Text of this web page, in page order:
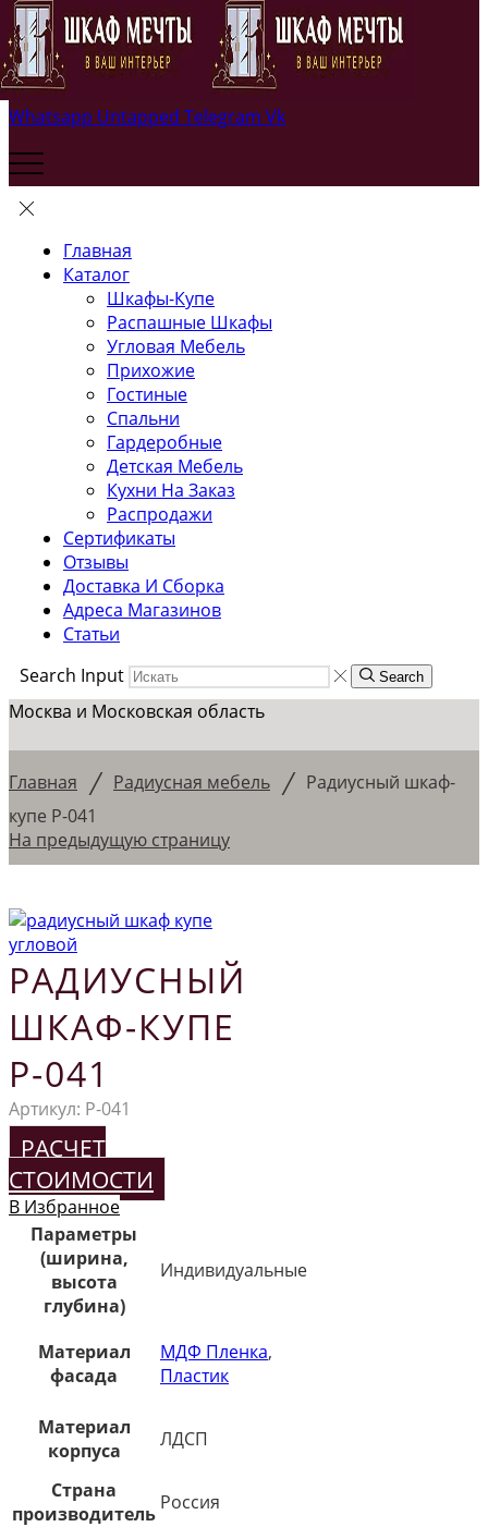
Whatsapp Untapped Telegram Vk
Главная
Каталог
Шкафы-Купе
Распашные Шкафы
Угловая Мебель
Прихожие
Гостиные
Спальни
Гардеробные
Детская Мебель
Кухни На Заказ
Распродажи
Сертификаты
Отзывы
Доставка И Сборка
Адреса Магазинов
Статьи
Search Input
Search
Москва и Московская область
Главная / Радиусная мебель / Радиусный шкаф-
купе Р-041
На предыдущую страницу
РАДИУСНЫЙ
ШКАФ-КУПЕ
Р-041
Артикул: Р-041
РАСЧЕТ
СТОИМОСТИ
В Избранное
Параметры
(ширина,
высота
глубина)
Индивидуальные
Материал
фасада
МДФ Пленка,
Пластик
Материал
корпуса
ЛДСП
Страна
производитель Россия